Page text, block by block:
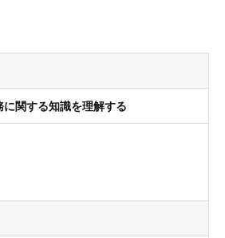
に関する知識を理解する